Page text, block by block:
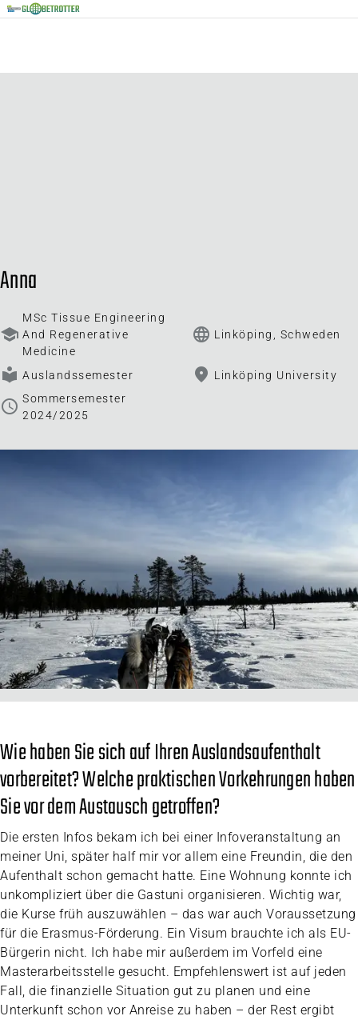
Anna
school
MSc Tissue Engineering
And Regenerative
Medicine
language Linköping, Schweden
local_library Auslandssemester fmd_good Linköping University
schedule Sommersemester
2024/2025
Wie haben Sie sich auf Ihren Auslandsaufenthalt
vorbereitet? Welche praktischen Vorkehrungen haben
Sie vor dem Austausch getroffen?
Die ersten Infos bekam ich bei einer Infoveranstaltung an
meiner Uni, später half mir vor allem eine Freundin, die den
Aufenthalt schon gemacht hatte. Eine Wohnung konnte ich
unkompliziert über die Gastuni organisieren. Wichtig war,
die Kurse früh auszuwählen – das war auch Voraussetzung
für die Erasmus-Förderung. Ein Visum brauchte ich als EU-
Bürgerin nicht. Ich habe mir außerdem im Vorfeld eine
Masterarbeitsstelle gesucht. Empfehlenswert ist auf jeden
Fall, die finanzielle Situation gut zu planen und eine
Unterkunft schon vor Anreise zu haben – der Rest ergibt